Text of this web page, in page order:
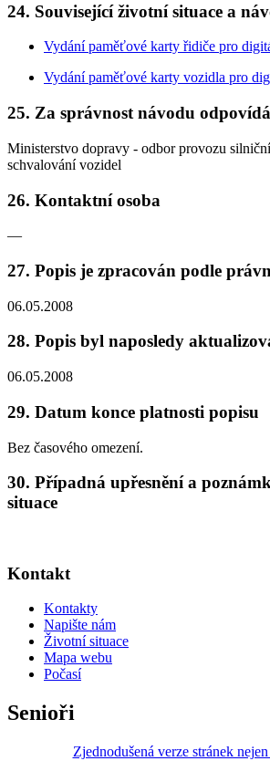
24. Související životní situace a
Vydání paměťové karty řidiče pro
Vydání paměťové karty vozidla pro
25. Za správnost návodu
Ministerstvo dopravy - odbor provozu
schvalování vozidel
26. Kontaktní osoba
—
27. Popis je zpracován podle
06.05.2008
28. Popis byl naposledy
06.05.2008
29. Datum konce platnosti popisu
Bez časového omezení.
30. Případná upřesnění a
situace
Kontakt
Kontakty
Napište nám
Životní situace
Mapa webu
Počasí
Senioři
Zjednodušená verze stránek